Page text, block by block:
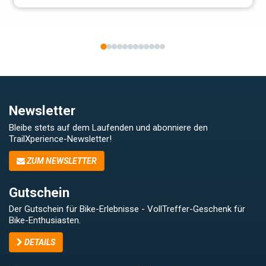
Newsletter
Bleibe stets auf dem Laufenden und abonniere den
TrailXperience-Newsletter!
ZUM NEWSLETTER
Gutschein
Der Gutschein für Bike-Erlebnisse - VollTreffer-Geschenk für
Bike-Enthusiasten.
DETAILS